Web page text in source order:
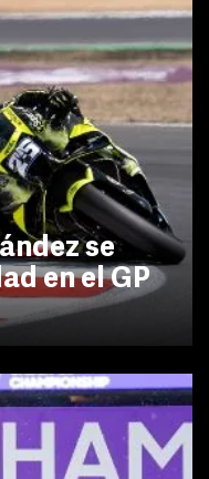
se
en el GP